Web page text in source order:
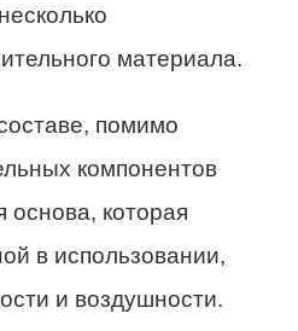
материала.
помимо
компонентов
основа, которая
в использовании,
и воздушности.